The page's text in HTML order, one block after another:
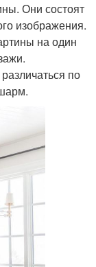
Они состоят
изображения.
на один
по